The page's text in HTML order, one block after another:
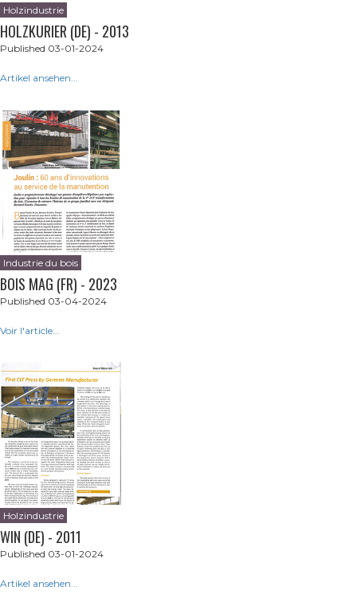
Holzindustrie
HOLZKURIER (DE) - 2013
Published 03-01-2024
Artikel ansehen...
Industrie du bois
BOIS MAG (FR) - 2023
Published 03-04-2024
Voir l'article...
Holzindustrie
WIN (DE) - 2011
Published 03-01-2024
Artikel ansehen...